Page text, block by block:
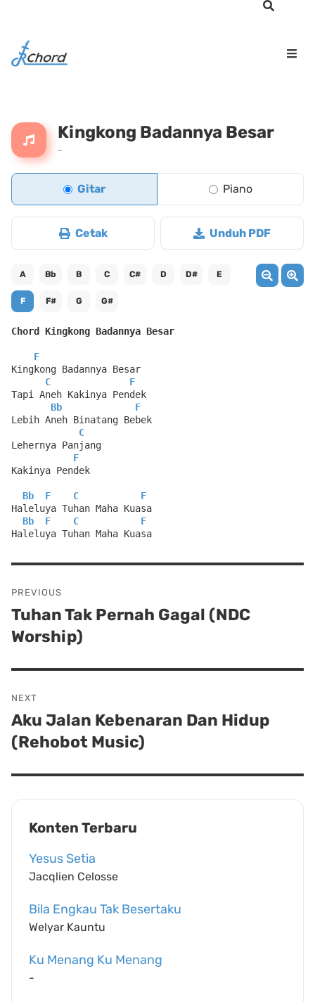
Kingkong Badannya Besar
-
Gitar Piano
Cetak Unduh PDF
A Bb B C C# D D# E
F F# G G#
Chord Kingkong Badannya Besar
F
Kingkong Badannya Besar
C
F
Tapi Aneh Kakinya Pendek
Bb
F
Lebih Aneh Binatang Bebek
C
Lehernya Panjang
F
Kakinya Pendek
Bb F C
F
Haleluya Tuhan Maha Kuasa
Bb
F C
F
Haleluya Tuhan Maha Kuasa
navigation
PREVIOUS
Previous
post:
Tuhan Tak Pernah Gagal (NDC
Worship)
NEXT
Next
post:
Aku Jalan Kebenaran Dan Hidup
(Rehobot Music)
Konten Terbaru
Yesus Setia
Jacqlien Celosse
Bila Engkau Tak Besertaku
Welyar Kauntu
Ku Menang Ku Menang
-